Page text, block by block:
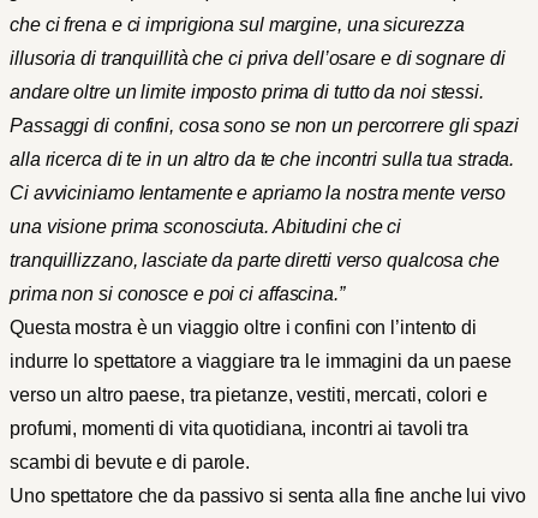
che ci frena e ci imprigiona sul margine, una sicurezza
illusoria di tranquillità che ci priva dell’osare e di sognare di
andare oltre un limite imposto prima di tutto da noi stessi.
Passaggi di confini, cosa sono se non un percorrere gli spazi
alla ricerca di te in un altro da te che incontri sulla tua strada.
Ci avviciniamo lentamente e apriamo la nostra mente verso
una visione prima sconosciuta. Abitudini che ci
tranquillizzano, lasciate da parte diretti verso qualcosa che
prima non si conosce e poi ci affascina.”
Questa mostra è un viaggio oltre i confini con l’intento di
indurre lo spettatore a viaggiare tra le immagini da un paese
verso un altro paese, tra pietanze, vestiti, mercati, colori e
profumi, momenti di vita quotidiana, incontri ai tavoli tra
scambi di bevute e di parole.
Uno spettatore che da passivo si senta alla fine anche lui vivo